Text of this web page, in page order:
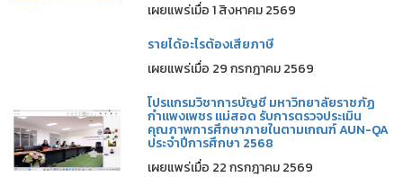
เผยแพร่เมื่อ 1 สิงหาคม 2569
รายได้อะไรต้องเสียภาษี
เผยแพร่เมื่อ 29 กรกฎาคม 2569
โปรแกรมวิชาการบัญชี มหาวิทยาลัยราชภัฏ
กำแพงเพชร แม่สอด รับการตรวจประเมิน
คุณภาพการศึกษาภายในตามเกณฑ์ AUN-QA
ประจำปีการศึกษา 2568
เผยแพร่เมื่อ 22 กรกฎาคม 2569